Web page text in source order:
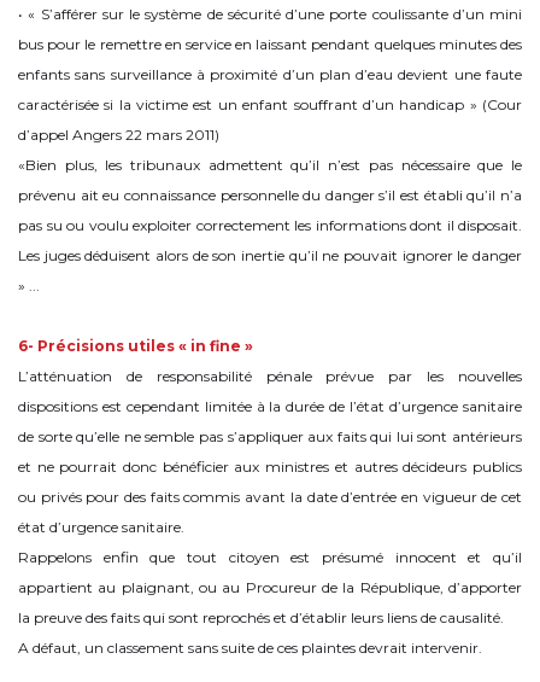
• « S’afférer sur le système de sécurité d’une porte coulissante d’un mini
bus pour le remettre en service en laissant pendant quelques minutes des
enfants sans surveillance à proximité d’un plan d’eau devient une faute
caractérisée si la victime est un enfant souffrant d’un handicap » (Cour
d’appel Angers 22 mars 2011)
«Bien plus, les tribunaux admettent qu’il n’est pas nécessaire que le
prévenu ait eu connaissance personnelle du danger s’il est établi qu’il n’a
pas su ou voulu exploiter correctement les informations dont il disposait.
Les juges déduisent alors de son inertie qu’il ne pouvait ignorer le danger
» ...
6- Précisions utiles « in fine »
L’atténuation de responsabilité pénale prévue par les nouvelles
dispositions est cependant limitée à la durée de l’état d’urgence sanitaire
de sorte qu’elle ne semble pas s’appliquer aux faits qui lui sont antérieurs
et ne pourrait donc bénéficier aux ministres et autres décideurs publics
ou privés pour des faits commis avant la date d’entrée en vigueur de cet
état d’urgence sanitaire.
Rappelons enfin que tout citoyen est présumé innocent et qu’il
appartient au plaignant, ou au Procureur de la République, d’apporter
la preuve des faits qui sont reprochés et d’établir leurs liens de causalité.
A défaut, un classement sans suite de ces plaintes devrait intervenir.